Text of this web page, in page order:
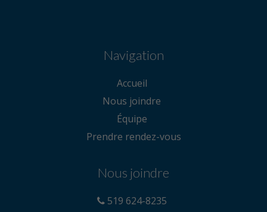
Navigation
Accueil
Nous joindre
Équipe
Prendre rendez-vous
Nous joindre
519 624-8235